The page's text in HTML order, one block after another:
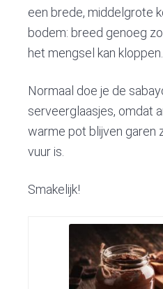
een brede, middelgrote
bodem: breed genoeg
het mengsel kan kloppen.
Normaal doe je de
serveerglaasjes, omdat
warme pot blijven garen
vuur is.
Smakelijk!